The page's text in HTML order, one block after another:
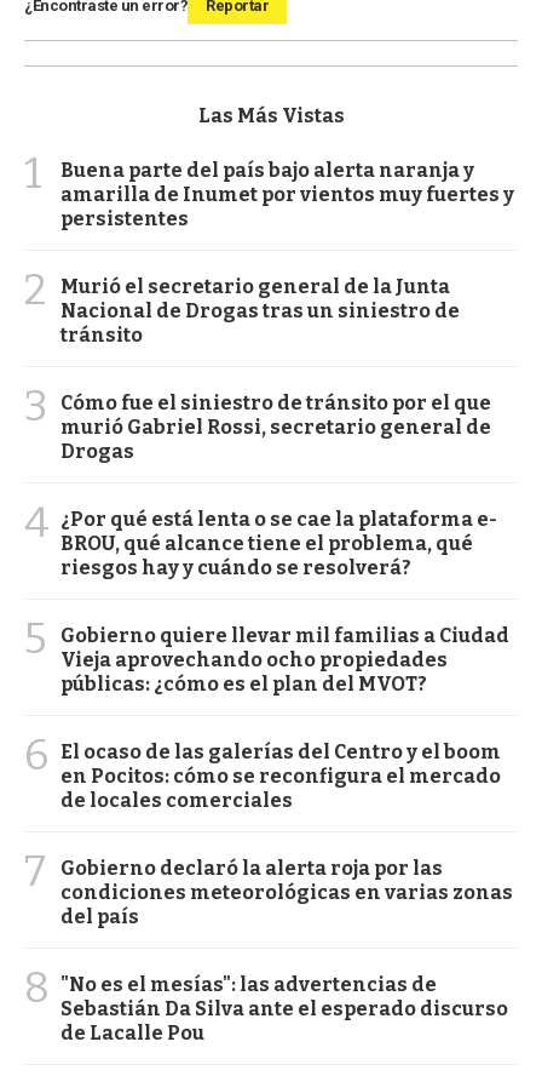
¿Encontraste un error? Reportar
Las Más Vistas
1
Buena parte del país bajo alerta naranja y
amarilla de Inumet por vientos muy fuertes y
persistentes
2
Murió el secretario general de la Junta
Nacional de Drogas tras un siniestro de
tránsito
3
Cómo fue el siniestro de tránsito por el que
murió Gabriel Rossi, secretario general de
Drogas
4 ¿Por qué está lenta o se cae la plataforma e-
BROU, qué alcance tiene el problema, qué
riesgos hay y cuándo se resolverá?
5
Gobierno quiere llevar mil familias a Ciudad
Vieja aprovechando ocho propiedades
públicas: ¿cómo es el plan del MVOT?
6
El ocaso de las galerías del Centro y el boom
en Pocitos: cómo se reconfigura el mercado
de locales comerciales
7
Gobierno declaró la alerta roja por las
condiciones meteorológicas en varias zonas
del país
8
"No es el mesías": las advertencias de
Sebastián Da Silva ante el esperado discurso
de Lacalle Pou